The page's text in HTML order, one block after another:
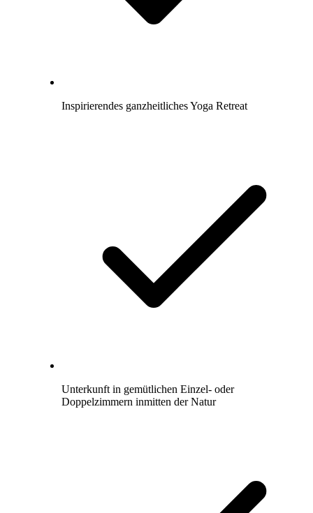
Inspirierendes ganzheitliches Yoga Retreat
Unterkunft in gemütlichen Einzel- oder
Doppelzimmern inmitten der Natur